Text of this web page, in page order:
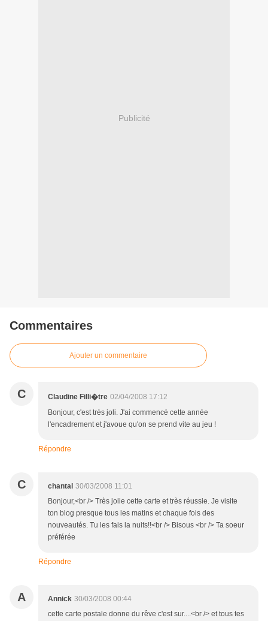
Publicité
Commentaires
Ajouter un commentaire
C Claudine Filli�tre 02/04/2008 17:12
Bonjour, c'est très joli. J'ai commencé cette année
l'encadrement et j'avoue qu'on se prend vite au jeu !
Répondre
C chantal 30/03/2008 11:01
Bonjour,<br /> Très jolie cette carte et très réussie. Je visite
ton blog presque tous les matins et chaque fois des
nouveautés. Tu les fais la nuits!!<br /> Bisous <br /> Ta soeur
préférée
Répondre
A Annick 30/03/2008 00:44
cette carte postale donne du rêve c'est sur....<br /> et tous tes